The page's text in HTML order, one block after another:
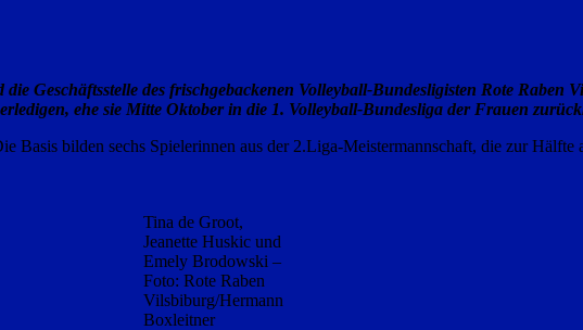
Geschäftsstelle des frischgebackenen Volleyball-Bundesligisten Rote Raben
ehe sie Mitte Oktober in die 1. Volleyball-Bundesliga der Frauen
bilden sechs Spielerinnen aus der 2.Liga-Meistermannschaft, die zur Hälfte
Tina de Groot,
Jeanette Huskic und
Emely Brodowski –
Foto: Rote Raben
Vilsbiburg/Hermann
Boxleitner